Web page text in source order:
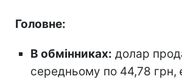
Головне:
В обмінниках: долар
середньому по 44,78 грн,